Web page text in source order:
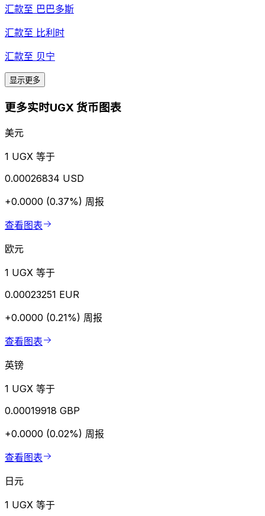
汇款至 巴巴多斯
汇款至 比利时
汇款至 贝宁
显示更多
更多实时UGX 货币图表
美元
1 UGX 等于
0.00026834 USD
+0.0000 (0.37%) 周报
查看图表
欧元
1 UGX 等于
0.00023251 EUR
+0.0000 (0.21%) 周报
查看图表
英镑
1 UGX 等于
0.00019918 GBP
+0.0000 (0.02%) 周报
查看图表
日元
1 UGX 等于